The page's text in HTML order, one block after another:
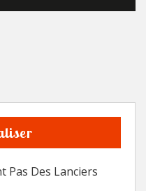
Pas Des Lanciers